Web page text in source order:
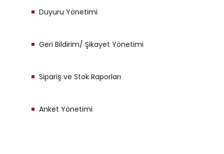
Duyuru Yönetimi
Geri Bildirim/ Şikayet Yönetimi
Sipariş ve Stok Raporları
Anket Yönetimi